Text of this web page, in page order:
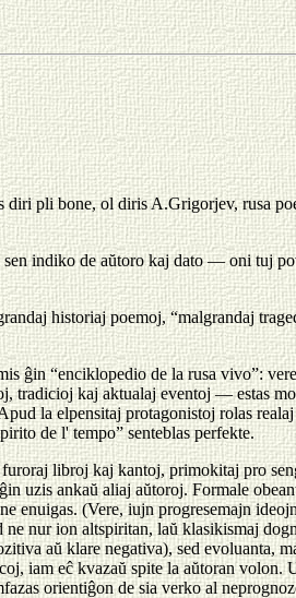
pli bone, ol diris A.Grigorjev, rusa
sen indiko de aŭtoro kaj dato — oni tuj
historiaj poemoj, “malgrandaj
ĝin “enciklopedio de la rusa vivo”:
tradicioj kaj aktualaj eventoj — estas
la elpensitaj protagonistoj rolas
de l' tempo” senteblas perfekte.
libroj kaj kantoj, primokitaj pro
uzis ankaŭ aliaj aŭtoroj. Formale
enuigas. (Vere, iujn progresemajn
nur ion altspiritan, laŭ klasikismaj
aŭ klare negativa), sed evoluanta,
iam eĉ kvazaŭ spite la aŭtoran volon.
orientiĝon de sia verko al